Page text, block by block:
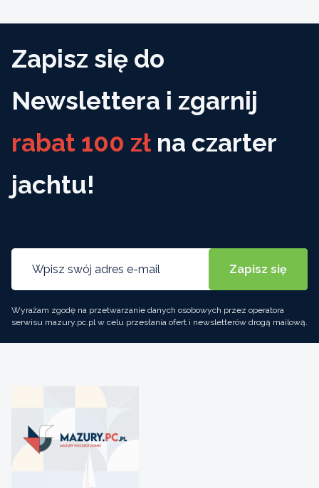
Zapisz się do
Newslettera i zgarnij
rabat 100 zł na czarter
jachtu!
Wyrażam zgodę na przetwarzanie danych osobowych przez operatora
serwisu mazury.pc.pl w celu przesłania ofert i newsletterów drogą mailową.